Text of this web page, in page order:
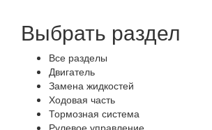
Выбрать раздел
Все разделы
Двигатель
Замена жидкостей
Ходовая часть
Тормозная система
Рулевое управление